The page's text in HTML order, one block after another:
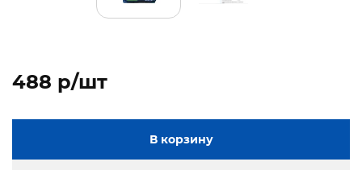
488 p/шт
В корзину